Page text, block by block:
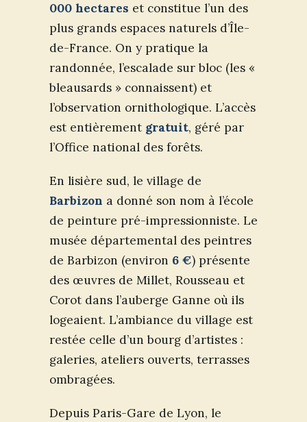
000 hectares et constitue l’un des
plus grands espaces naturels d’Île-
de-France. On y pratique la
randonnée, l’escalade sur bloc (les «
bleausards » connaissent) et
l’observation ornithologique. L’accès
est entièrement gratuit, géré par
l’Office national des forêts.
En lisière sud, le village de
Barbizon a donné son nom à l’école
de peinture pré-impressionniste. Le
musée départemental des peintres
de Barbizon (environ 6 €) présente
des œuvres de Millet, Rousseau et
Corot dans l’auberge Ganne où ils
logeaient. L’ambiance du village est
restée celle d’un bourg d’artistes :
galeries, ateliers ouverts, terrasses
ombragées.
Depuis Paris-Gare de Lyon, le